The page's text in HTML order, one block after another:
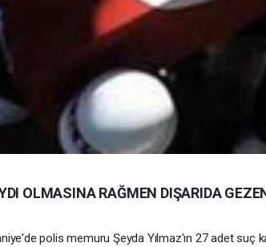
OLMASINA RAĞMEN DIŞARIDA
polis memuru Şeyda Yılmaz'ın 27 adet suç